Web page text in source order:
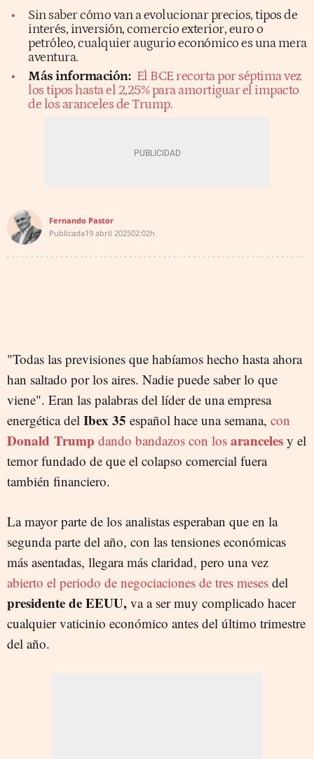
Sin saber cómo van a evolucionar precios, tipos de
interés, inversión, comercio exterior, euro o
petróleo, cualquier augurio económico es una mera
aventura.
Más información: El BCE recorta por séptima vez
los tipos hasta el 2,25% para amortiguar el impacto
de los aranceles de Trump.
Fernando Pastor
Publicada19 abril 202502:02h
"Todas las previsiones que habíamos hecho hasta ahora
han saltado por los aires. Nadie puede saber lo que
viene". Eran las palabras del líder de una empresa
energética del Ibex 35 español hace una semana, con
Donald Trump dando bandazos con los aranceles y el
temor fundado de que el colapso comercial fuera
también financiero.
La mayor parte de los analistas esperaban que en la
segunda parte del año, con las tensiones económicas
más asentadas, llegara más claridad, pero una vez
abierto el periodo de negociaciones de tres meses del
presidente de EEUU, va a ser muy complicado hacer
cualquier vaticinio económico antes del último trimestre
del año.